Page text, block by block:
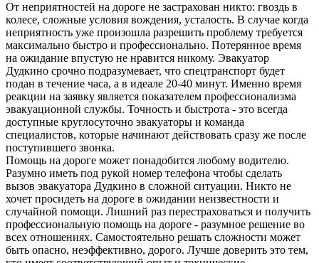
От неприятностей на дороге не застрахован никто: гвоздь в
колесе, сложные условия вождения, усталость. В случае когда
неприятность уже произошла разрешить проблему требуется
максимально быстро и профессионально. Потерянное время
на ожидание впустую не нравится никому. Эвакуатор
Дудкино срочно подразумевает, что спецтранспорт будет
подан в течение часа, а в идеале 20-40 минут. Именно время
реакции на заявку является показателем профессионализма
эвакуационной службы. Точность и быстрота - это всегда
доступные круглосуточно эвакуаторы и команда
специалистов, которые начинают действовать сразу же после
поступившего звонка.
Помощь на дороге может понадобится любому водителю.
Разумно иметь под рукой номер телефона чтобы сделать
вызов эвакуатора Дудкино в сложной ситуации. Никто не
хочет просидеть на дороге в ожидании неизвестности и
случайной помощи. Лишний раз перестраховаться и получить
профессиональную помощь на дороге - разумное решение во
всех отношениях. Самостоятельно решать сложности может
быть опасно, неэффективно, дорого. Лучше доверить это тем,